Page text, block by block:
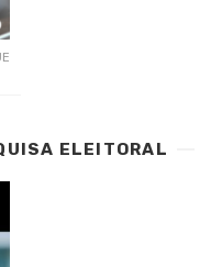
ELEITORAL